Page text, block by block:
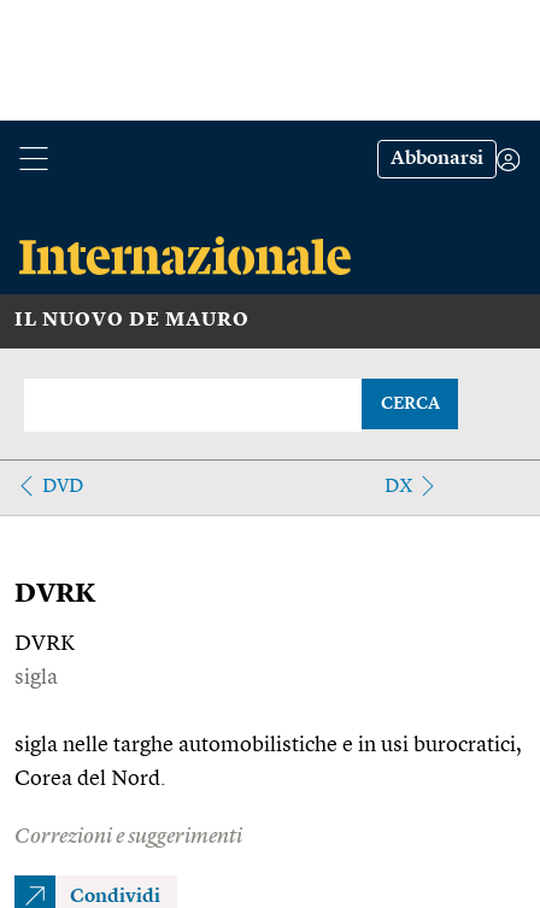
Abbonarsi
IL NUOVO DE MAURO
CERCA
DVD DX
DVRK
DVRK
sigla
sigla nelle targhe automobilistiche e in usi burocratici,
Corea del Nord.
Correzioni e suggerimenti
Condividi